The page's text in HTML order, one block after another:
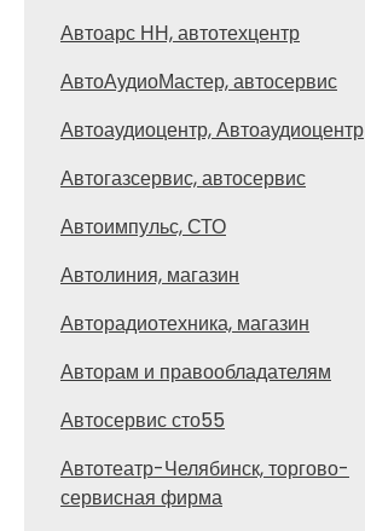
Автоарс НН, автотехцентр
АвтоАудиоМастер, автосервис
Автоаудиоцентр, Автоаудиоцентр
Автогазсервис, автосервис
Автоимпульс, СТО
Автолиния, магазин
Авторадиотехника, магазин
Авторам и правообладателям
Автосервис сто55
Автотеатр-Челябинск, торгово-
сервисная фирма